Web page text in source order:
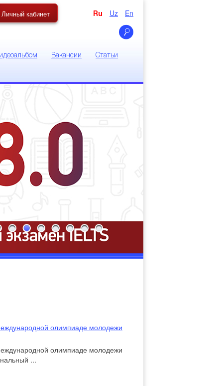
Личный кабинет Ru Uz En
Вакансии Статьи
олимпиаде молодежи
олимпиаде молодежи
...